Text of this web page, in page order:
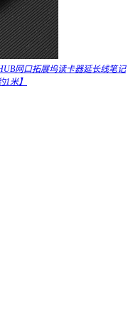
网口拓展坞读卡器延长线笔记
1米】